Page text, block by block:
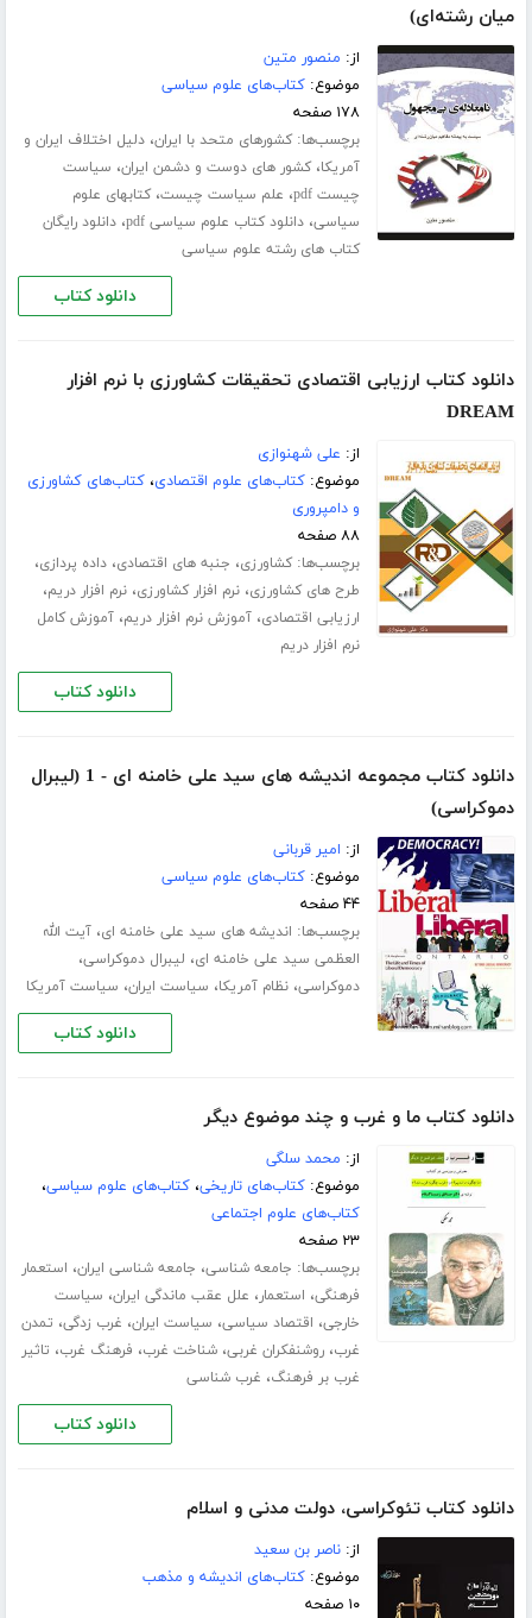
میان رشته‌ای)
از: منصور متین
موضوع:کتاب‌های علوم سیاسی
۱۷۸ صفحه
برچسب‌ها:کشورهای متحد با ایران،دلیل اختلاف ایران و
آمریکا،کشور های دوست و دشمن ایران، سیاست
چیست pdf
، علم سیاست چیست،کتابهای علوم
سیاسی،دانلود کتاب علوم سیاسی pdf ،دانلود رایگان
کتاب های رشته علوم سیاسی
دانلود کتاب
دانلود کتاب ارزیابی اقتصادی تحقیقات کشاورزی با نرم افزار
DREAM
از: علی شهنوازی
موضوع:کتاب‌های علوم اقتصادی،کتاب‌های کشاورزی
و دامپروری
۸۸ صفحه
برچسب‌ها:کشاورزی، جنبه های اقتصادی،داده پردازی،
طرح های کشاورزی،نرم افزار کشاورزی،نرم افزار دریم،
ارزیابی اقتصادی،آموزش نرم افزار دریم،آموزش کامل
نرم افزار دریم
دانلود کتاب
دانلود کتاب مجموعه اندیشه های سید علی خامنه ای - 1 (لیبرال
دموکراسی)
از: امیر قربانی
موضوع:کتاب‌های علوم سیاسی
۴۴ صفحه
برچسب‌ها: اندیشه های سید علی خامنه ای،آیت الله
العظمی سید علی خامنه ای، لیبرال دموکراسی،
دموکراسی،نظام آمریکا، سیاست ایران، سیاست آمریکا
دانلود کتاب
دانلود کتاب ما و غرب و چند موضوع دیگر
از: محمد سلگی
موضوع:کتاب‌های تاریخی،کتاب‌های علوم سیاسی،
کتاب‌های علوم اجتماعی
۲۳ صفحه
برچسب‌ها: جامعه شناسی، جامعه شناسی ایران، استعمار
فرهنگی، استعمار، علل عقب ماندگی ایران، سیاست
خارجی، اقتصاد سیاسی، سیاست ایران، غرب زدگی، تمدن
غرب،روشنفکران غربی،شناخت غرب، فرهنگ غرب، تاثیر
غرب بر فرهنگ، غرب شناسی
دانلود کتاب
دانلود کتاب تئوکراسی، دولت مدنی و اسلام
از:ناصر بن سعید
موضوع:کتاب‌های اندیشه و مذهب
۱۰ صفحه